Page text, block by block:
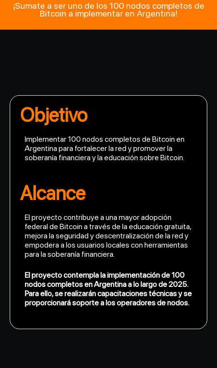
¡Sumate a ser uno de los 100 nodos completos de
Bitcoin a implementar en Argentina!
Objetivo
Implementar 100 nodos completos de Bitcoin en
Argentina para fortalecer la red y promover la
soberanía financiera y la educación sobre Bitcoin.
Alcance
El proyecto contribuye a una mayor adopción
federal de Bitcoin a través de la educación gratuita,
mejora la seguridad y descentralización de la red y
empodera a los usuarios locales con herramientas
para la soberanía financiera.
El proyecto contempla la implementación de 100
nodos completos en Argentina a lo largo de 2025.
Para ello, se realizarán capacitaciones técnicas y se
proporcionará soporte a los operadores de nodos.